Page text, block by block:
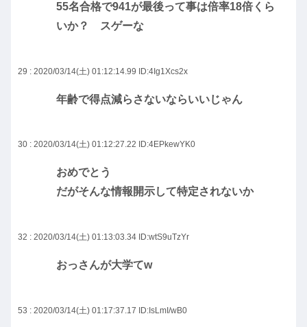
55名合格で941が最後って事は倍率18倍くら
いか？ スゲーな
29 : 2020/03/14(土) 01:12:14.99 ID:4Ig1Xcs2x
年齢で得点減らさないならいいじゃん
30 : 2020/03/14(土) 01:12:27.22 ID:4EPkewYK0
おめでとう
だがそんな情報開示して特定されないか
32 : 2020/03/14(土) 01:13:03.34 ID:wtS9uTzYr
おっさんが大学てw
53 : 2020/03/14(土) 01:17:37.17 ID:IsLmI/wB0